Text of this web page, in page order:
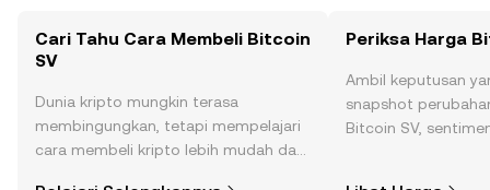
Cari Tahu Cara Membeli Bitcoin
SV
Dunia kripto mungkin terasa
membingungkan, tetapi mempelajari
cara membeli kripto lebih mudah dari
Periksa Harga
Ambil keputusan
snapshot
Bitcoin SV,